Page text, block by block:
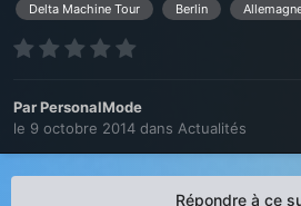
Delta Machine Tour
Berlin
ParPersonalMode
le 9 octobre 2014 dans Actualités
Répondre à ce